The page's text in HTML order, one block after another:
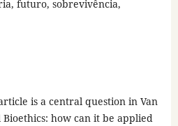
futuro, sobrevivência,
is a central question in Van
Bioethics: how can it be applied